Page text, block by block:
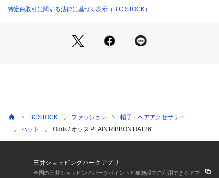
なので折りたたんで持ち運ぶこともできます。
「NATURAL BASIC」をコンセプトにかかげ、素材の特性と風
合いを生かした商品作りをしています。ミニマムでシンプルな
※こちらの商品は、B.C STOCKでの取り扱いになります。 直
接店舗へお問い合わせの際はB.C STOCK店舗へお願い致しま
す。
ります。またパソコン・スマートフォンなどの環境により、若
干製品と画像のカラーが異なる場合もございます。
特定商取引に関する法律に基づく表示（B.C STOCK）
BCSTOCK ファッション
帽子・ヘアアクセサリー
ハット
Odds / オッズ PLAIN RIBBON HAT26'
三井ショッピングパークアプリ
全国の三井ショッピングパークポイント対象施設でご利用できるアプ